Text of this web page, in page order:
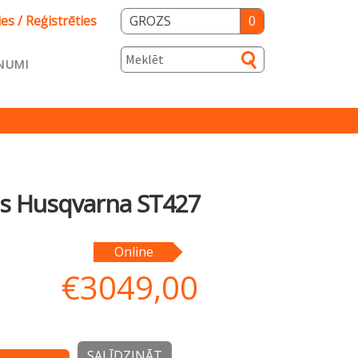
/ Reģistrēties GROZS 0
Salidzini.lv
Husqvarna ST427
Online
€3049,00